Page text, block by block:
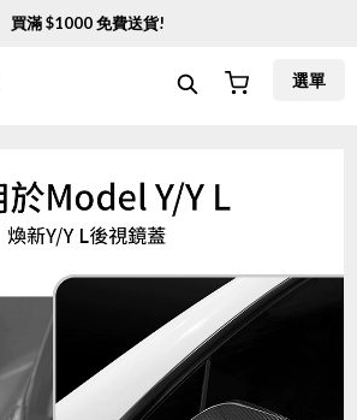
買滿 $1000免費送貨!
選單